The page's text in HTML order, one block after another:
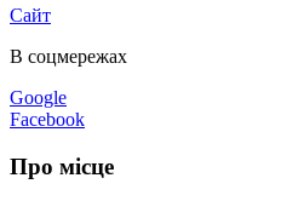
Сайт
В соцмережах
Google
Facebook
Про місце